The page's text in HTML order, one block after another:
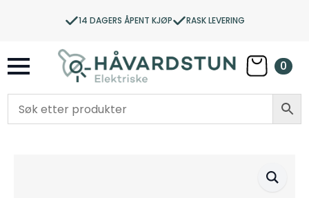
14 DAGERS ÅPENT KJØP RASK LEVERING
0